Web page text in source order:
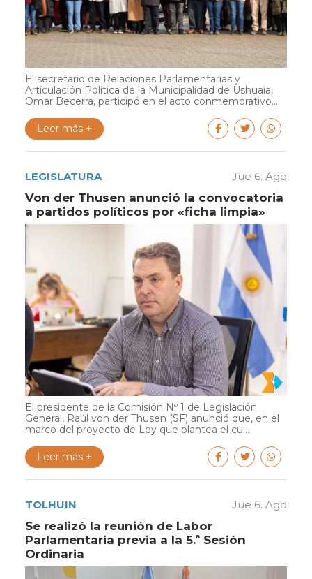
El secretario de Relaciones Parlamentarias y
Articulación Política de la Municipalidad de Ushuaia,
Omar Becerra, participó en el acto conmemorativo...
Leer más +
LEGISLATURA Jue 6. Ago
Von der Thusen anunció la convocatoria
a partidos políticos por «ficha limpia»
El presidente de la Comisión Nº 1 de Legislación
General, Raúl von der Thusen (SF) anunció que, en el
marco del proyecto de Ley que plantea el cu...
Leer más +
TOLHUIN Jue 6. Ago
Se realizó la reunión de Labor
Parlamentaria previa a la 5.ª Sesión
Ordinaria